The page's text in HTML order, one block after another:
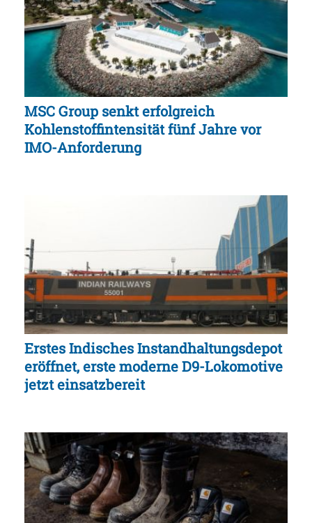
MSC Group senkt erfolgreich
Kohlenstoffintensität fünf Jahre vor
IMO-Anforderung
Erstes Indisches Instandhaltungsdepot
eröffnet, erste moderne D9-Lokomotive
jetzt einsatzbereit